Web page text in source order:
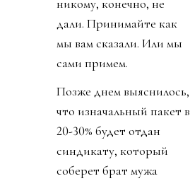
никому, конечно, не
дали. Принимайте как
мы вам сказали. Или мы
сами примем.
Позже днем выяснилось,
что изначальный пакет в
20-30% будет отдан
синдикату, который
соберет брат мужа